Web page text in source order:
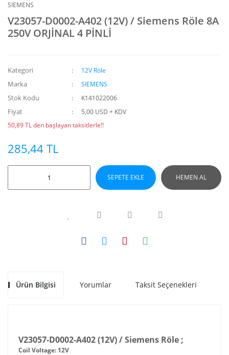
SIEMENS
V23057-D0002-A402 (12V) / Siemens Röle 8A
250V ORJİNAL 4 PİNLİ
Kategori 12V Röle
Marka SIEMENS
Stok Kodu K141022006
Fiyat
5,00 USD + KDV
50,89 TL den başlayan taksitlerle!!
285,44 TL
SEPETE EKLE HEMEN AL
Ürün Bilgisi Yorumlar Taksit Seçenekleri
V23057-D0002-A402 (12V) / Siemens Röle ;
Coil Voltage: 12V